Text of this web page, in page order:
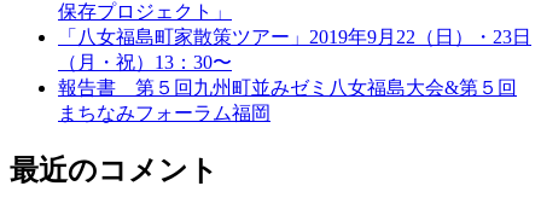
保存プロジェクト」
「八女福島町家散策ツアー」2019年9月22（日）・23日
（月・祝）13：30〜
報告書 第５回九州町並みゼミ八女福島大会&第５回
まちなみフォーラム福岡
最近のコメント